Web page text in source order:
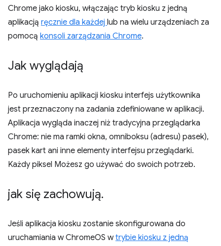
Chrome jako kiosku, włączając tryb kiosku z jedną
aplikacją ręcznie dla każdej lub na wielu urządzeniach za
pomocą konsoli zarządzania Chrome.
Jak wyglądają
Po uruchomieniu aplikacji kiosku interfejs użytkownika
jest przeznaczony na zadania zdefiniowane w aplikacji.
Aplikacja wygląda inaczej niż tradycyjna przeglądarka
Chrome: nie ma ramki okna, omniboksu (adresu) pasek),
pasek kart ani inne elementy interfejsu przeglądarki.
Każdy piksel Możesz go używać do swoich potrzeb.
jak się zachowują.
Jeśli aplikacja kiosku zostanie skonfigurowana do
uruchamiania w ChromeOS wtrybie kiosku z jedną